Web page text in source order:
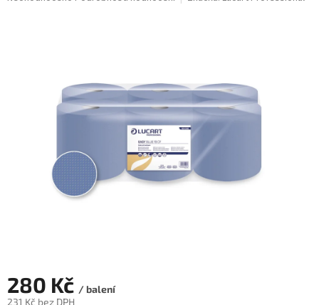
280 Kč / balení
231 Kč bez DPH